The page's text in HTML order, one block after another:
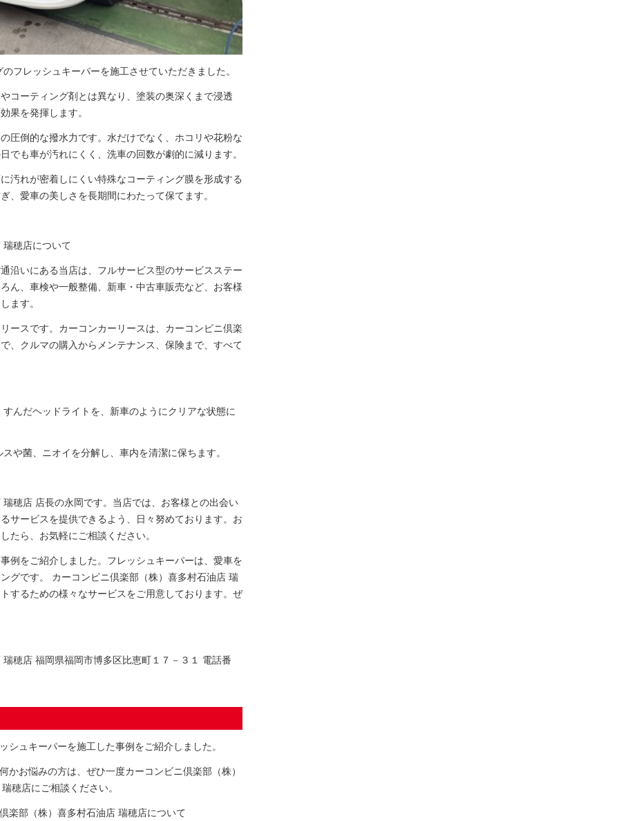
フレッシュキーパーを施工させていただきました。
コーティング剤とは異なり、塗装の奥深くまで浸透
果を発揮します。
圧倒的な撥水力です。水だけでなく、ホコリや花粉な
でも車が汚れにくく、洗車の回数が劇的に減ります。
汚れが密着しにくい特殊なコーティング膜を形成する
、愛車の美しさを長期間にわたって保てます。
穂店について
沿いにある当店は、フルサービス型のサービスステー
ん、車検や一般整備、新車・中古車販売など、お客様
ます。
ースです。カーコンカーリースは、カーコンビニ倶楽
、クルマの購入からメンテナンス、保険まで、すべて
んだヘッドライトを、新車のようにクリアな状態に
や菌、ニオイを分解し、車内を清潔に保ちます。
穂店 店長の永岡です。当店では、お客様との出会い
サービスを提供できるよう、日々努めております。お
たら、お気軽にご相談ください。
例をご紹介しました。フレッシュキーパーは、愛車を
グです。 カーコンビニ倶楽部（株）喜多村石油店 瑞
するための様々なサービスをご用意しております。ぜ
穂店 福岡県福岡市博多区比恵町１７－３１ 電話番
シュキーパーを施工した事例をご紹介しました。
かお悩みの方は、ぜひ一度カーコンビニ倶楽部（株）
穂店にご相談ください。
楽部（株）喜多村石油店 瑞穂店について